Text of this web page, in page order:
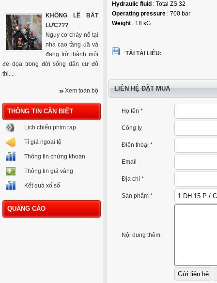
KHÔNG LẼ BẤT
LỰC???
Nguy cơ cháy nổ tại
nhà cao tầng đã và
đang trở thành mối
đe dọa trong đời sống dân cư đô
thị....
Xem toàn bộ
THÔNG TIN CẦN BIẾT
Lịch chiếu phim rạp
Tỉ giá ngoại tệ
Thông tin chứng khoán
Thông tin giá vàng
Kết quả xổ số
QUẢNG CÁO
Hydraulic fluid : Total ZS 32
Operating pressure : 700 bar
Weight : 18 kG
TẢI TÀI LIỆU:
LIÊN HỆ ĐẶT MUA
Họ tên *
Công ty
Điện thoại *
Email
Địa chỉ *
Sản phẩm *
Nội dung thêm